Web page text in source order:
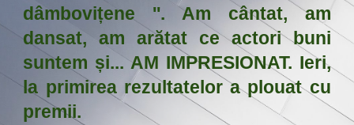
dâmbovițene ''. Am cântat, am
dansat, am arătat ce actori buni
suntem și... AM IMPRESIONAT. Ieri,
la primirea rezultatelor a plouat cu
premii.